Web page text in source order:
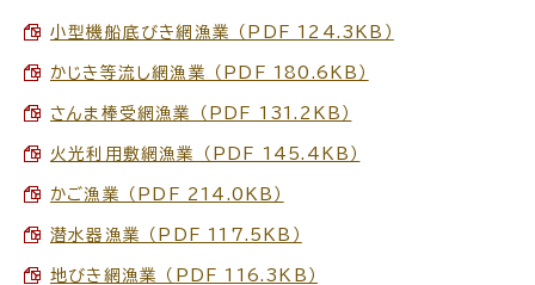
小型機船底びき網漁業 （PDF 124.3KB）
かじき等流し網漁業 （PDF 180.6KB）
さんま棒受網漁業 （PDF 131.2KB）
火光利用敷網漁業 （PDF 145.4KB）
かご漁業 （PDF 214.0KB）
潜水器漁業 （PDF 117.5KB）
地びき網漁業 （PDF 116.3KB）